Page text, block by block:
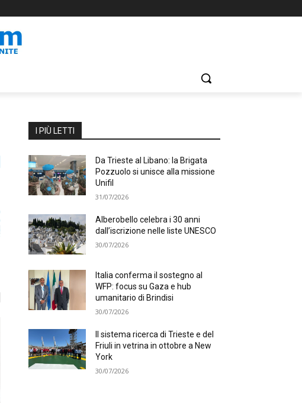
I PIÙ LETTI
Da Trieste al Libano: la Brigata
Pozzuolo si unisce alla missione
Unifil
31/07/2026
Alberobello celebra i 30 anni
dall’iscrizione nelle liste UNESCO
30/07/2026
Italia conferma il sostegno al
WFP: focus su Gaza e hub
umanitario di Brindisi
30/07/2026
Il sistema ricerca di Trieste e del
Friuli in vetrina in ottobre a New
York
30/07/2026